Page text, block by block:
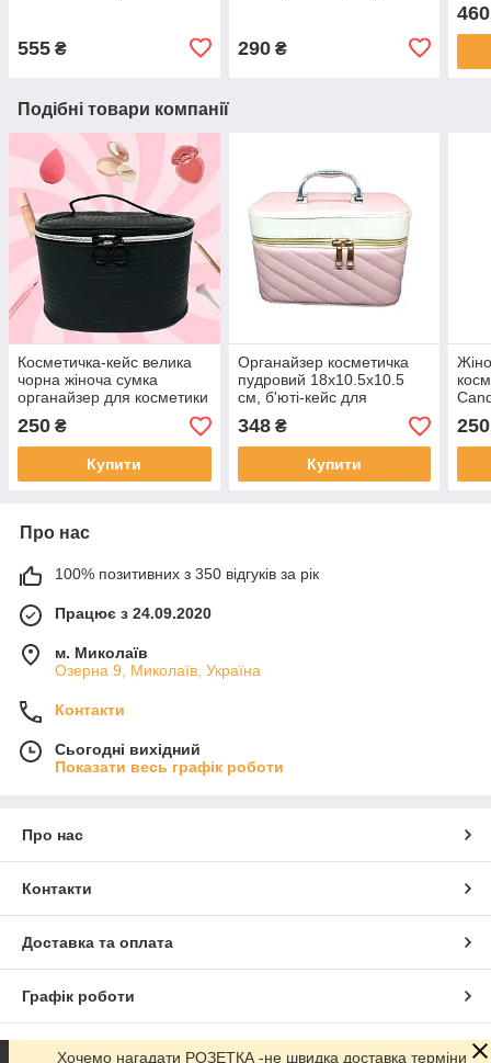
555 ₴ 290₴
460
Подібні товари компанії
Косметичка-кейс велика
чорна жіноча сумка
органайзер для косметики
з ручкою 22х16х13 см еко-
шкіра
250 ₴
Купити
Органайзер косметичка
пудровий 18х10.5х10.5
см, б'юті-кейс для
косметики, декоративна
скринька валізка
348₴
Купити
250
Про нас
100% позитивних з 350 відгуків за рік
Працює з 24.09.2020
м. Миколаїв
Озерна 9, Миколаїв, Україна
Контакти
Сьогодні вихідний
Показати весь графік роботи
Про нас
Контакти
Доставка та оплата
Графік роботи
Повна версія сайту
Хочемо нагадати РОЗЕТКА -не швидка доставка терміни